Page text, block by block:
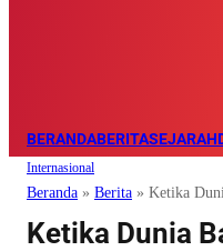
BERANDABERITASEJARAH
Internasional
Beranda » Berita » Ketika
Ketika Dunia